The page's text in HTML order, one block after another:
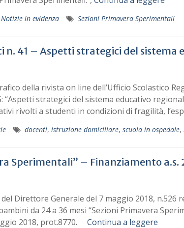
Notizie in evidenza Sezioni Primavera Sperimentali
n. 41 – Aspetti strategici del sistema
della rivista on line dell’Ufficio Scolastico
“Aspetti strategici del sistema educativo
rivolti a studenti in condizioni di fragilità,
docenti, istruzione domiciliare, scuola in ospedale,
Sperimentali” – Finanziamento a.s.
Direttore Generale del 7 maggio 2018,
da 24 a 36 mesi “Sezioni Primavera
2018, prot.8770. Continua a leggere